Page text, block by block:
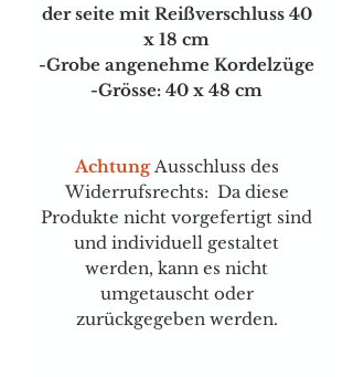
der seite mit Reißverschluss 40
x 18 cm
-Grobe angenehme Kordelzüge
-Grösse: 40 x 48 cm
AchtungAusschluss des
Widerrufsrechts: Da diese
Produkte nicht vorgefertigt sind
und individuell gestaltet
werden, kann es nicht
umgetauscht oder
zurückgegeben werden.